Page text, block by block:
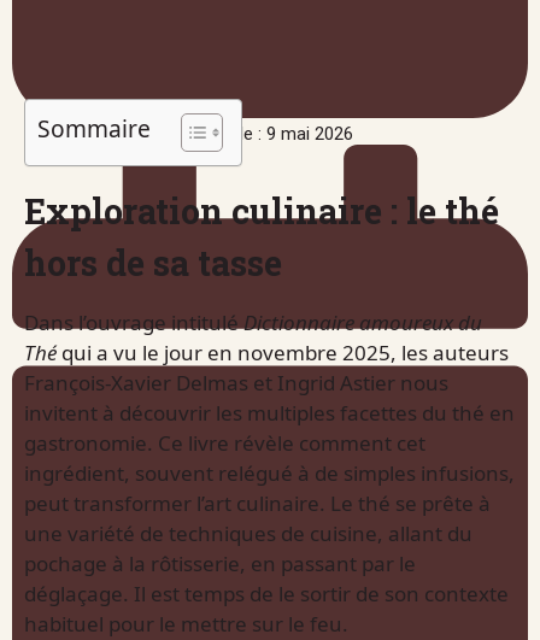
Publié le : 9 mai 2026
Sommaire
Exploration culinaire : le thé
hors de sa tasse
Dans l’ouvrage intituléDictionnaire amoureux du
Thé qui a vu le jour en novembre 2025, les auteurs
François-Xavier Delmas et Ingrid Astier nous
invitent à découvrir les multiples facettes du thé en
gastronomie. Ce livre révèle comment cet
ingrédient, souvent relégué à de simples infusions,
peut transformer l’art culinaire. Le thé se prête à
une variété de techniques de cuisine, allant du
pochage à la rôtisserie, en passant par le
déglaçage. Il est temps de le sortir de son contexte
habituel pour le mettre sur le feu.